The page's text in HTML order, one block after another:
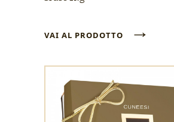
VAI AL PRODOTTO →